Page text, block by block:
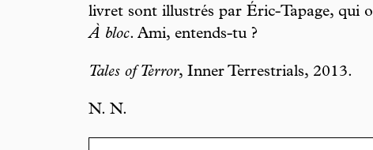
livret sont illustrés par Éric-Tapage, qui
À bloc. Ami, entends-tu ?
Tales of Terror, Inner Terrestrials, 2013.
N. N.